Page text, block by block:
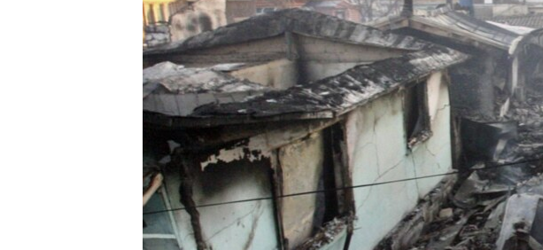
TRI DECENIJE OD RATA U BIH
NASTANAK I RASPAD JUGOSLAVIJE